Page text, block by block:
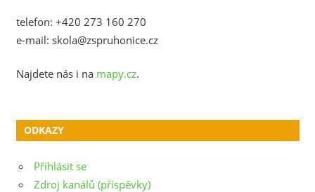
telefon: +420 273 160 270
e-mail: skola@zspruhonice.cz
Najdete nás i na mapy.cz.
ODKAZY
Přihlásit se
Zdroj kanálů (příspěvky)